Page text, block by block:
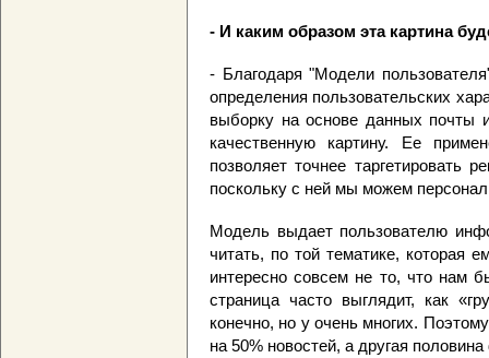
- И каким образом эта картина
- Благодаря "Модели
определения пользовательских
выборку на основе данных почты
качественную картину. Ее
позволяет точнее таргетировать
поскольку с ней мы можем
Модель выдает пользователю
читать, по той тематике, которая
интересно совсем не то, что нам
страница часто выглядит, как
конечно, но у очень многих.
на 50% новостей, а другая